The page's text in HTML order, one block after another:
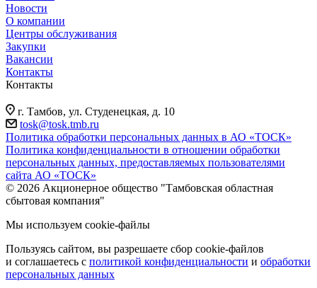
Новости
О компании
Центры обслуживания
Закупки
Вакансии
Контакты
Контакты
г. Тамбов, ул. Студенецкая, д. 10
tosk@tosk.tmb.ru
Политика обработки персональных данных в АО «ТОСК»
Политика конфиденциальности в отношении обработки
персональных данных, предоставляемых пользователями
сайта АО «ТОСК»
© 2026 Акционерное общество "Тамбовская областная
сбытовая компания"
Мы используем cookie-файлы
Пользуясь сайтом, вы разрешаете сбор cookie-файлов
и соглашаетесь с политикой конфиденциальности и обработки
персональных данных